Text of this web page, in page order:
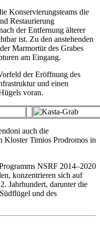
Konservierungsteams die
Restaurierung
der Entfernung älterer
ist. Zu den anstehenden
Marmortür des Grabes
am Eingang.
der Eröffnung des
und einen
voran.
auch die
Kloster Timios Prodromos in
NSRF 2014–2020
konzentrieren sich auf
Jahrhundert, darunter die
und des